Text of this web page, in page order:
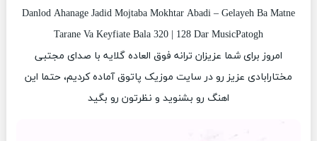
Danlod Ahanage Jadid Mojtaba Mokhtar Abadi – Gelayeh Ba Matne
Tarane Va Keyfiate Bala 320 | 128 Dar MusicPatogh
امروز برای شما عزیزان ترانه فوق العاده گلایه با صدای مجتبی
مختارابادی عزیز رو در سایت موزیک پاتوق آماده کردیم، حتما این
اهنگ رو بشنوید و نظرتون رو بگید